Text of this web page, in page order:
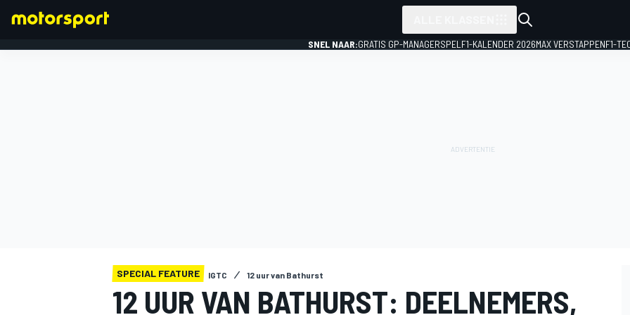
SNEL NAAR:GRATIS GP-MANAGERSPEL F1-KALENDER 2026MAX VERSTAPPENF1-
SPECIAL FEATURE IGTC 12 uur van Bathurst
12 UUR VAN BATHURST: DEELNEMERS,